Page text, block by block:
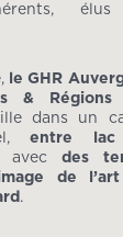
le GHR
& Régions
dans un
entre
avec des
de
.